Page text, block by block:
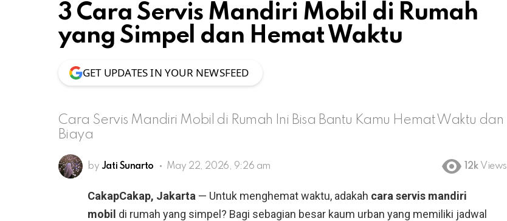
3 Cara Servis Mandiri Mobil di Rumah
yang Simpel dan Hemat Waktu
GET UPDATES IN YOUR NEWSFEED
Cara Servis Mandiri Mobil di Rumah Ini Bisa Bantu Kamu Hemat Waktu dan
Biaya
by Jati Sunarto May 22, 2026, 9:26 am 12k Views
CakapCakap, Jakarta — Untuk menghemat waktu, adakah cara servis mandiri
mobil di rumah yang simpel? Bagi sebagian besar kaum urban yang memiliki jadwal